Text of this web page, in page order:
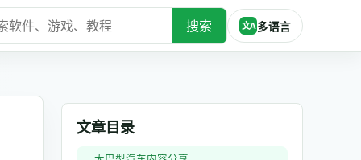
搜索 文A 多语言
文章目录